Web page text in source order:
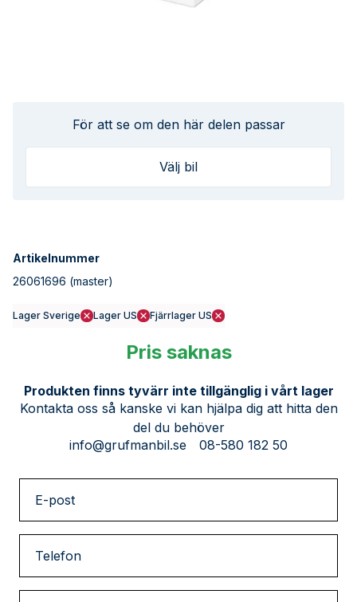
För att se om den här delen passar
Välj bil
Artikelnummer
26061696 (master)
Lager Sverige Lager US Fjärrlager US
Pris saknas
Produkten finns tyvärr inte tillgänglig i vårt lager
Kontakta oss så kanske vi kan hjälpa dig att hitta den
del du behöver
info@grufmanbil.se
08-580 182 50
E-post
Telefon